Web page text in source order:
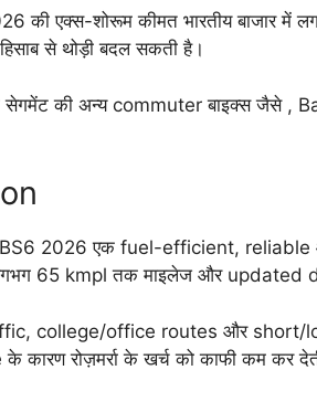
की एक्स-शोरूम कीमत भारतीय बाजार में
से थोड़ी बदल सकती है।
सेगमेंट की अन्य commuter बाइक्स जैसे ,
2026 एक fuel-efficient, reliable
65 kmpl तक माइलेज और updated
college/office routes और short/
कारण रोज़मर्रा के खर्च को काफी कम कर